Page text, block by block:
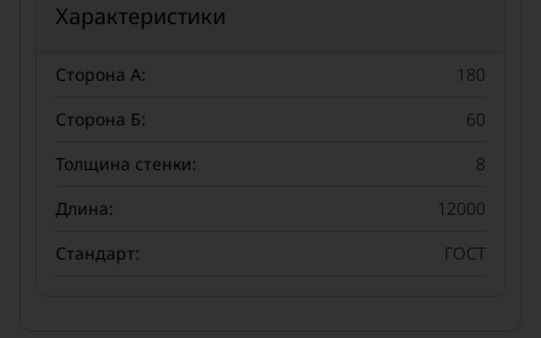
Характеристики
Сторона А:
180
Сторона Б:
60
Толщина стенки:
8
Длина:
12000
Стандарт:
ГОСТ